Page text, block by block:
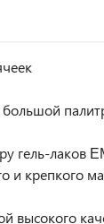
гель-лаков
и крепкого
высокого